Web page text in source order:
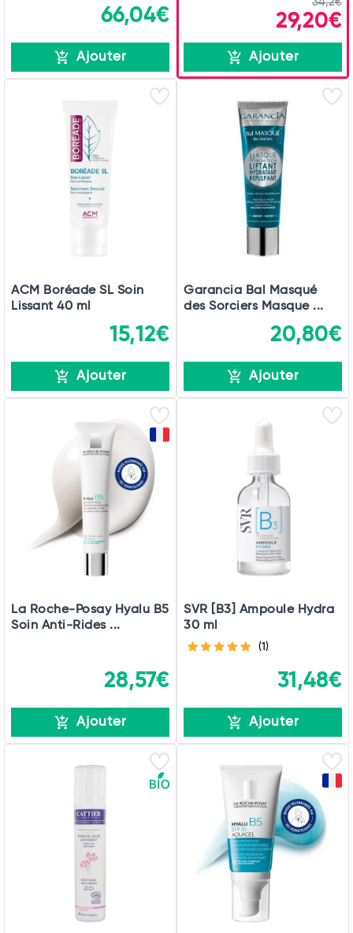
66,04€
Ajouter
29,20€
Ajouter
ACM Boréade SL Soin
Lissant 40 ml
15,12€
Ajouter
Garancia Bal Masqué
des Sorciers Masque ...
20,80€
Ajouter
La Roche-Posay Hyalu B5
Soin Anti-Rides ...
28,57€
Ajouter
SVR [B3] Ampoule Hydra
30 ml
(1)
31,48€
Ajouter